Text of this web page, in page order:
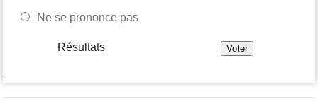
Ne se prononce pas
Résultats
-